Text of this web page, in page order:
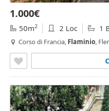
1.000€
50m2 2 Loc 1
Corso di Francia, Flaminio,